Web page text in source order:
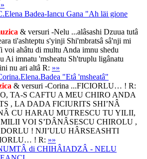
Badea-Iancu Gana "Ah läi gione
& versuri -Nelu ...alâsashi Dzuua tutâ
ti'ashteptu s'yinji Shi'mbratsâ sâ'nji mi
voi ahâtu di multu Anda imnu shedu
Ai imnatu 'msheatu Sh'truplu ligânatu
nu ari altâ R: »»
"Etâ 'msheatâ"
& versuri -Corina ...FICIORLU… ! R:
TA-S CAFTU A MEU CHIRO ANDA
, LA DADA FICIURITS SHI’NÂ
CU HARAU MUTRESCU TU YILII,
VOI S’DÂNÂSESCU CHIROLU ,
! NJI’ULU HÂRSEASHTI
! R: »»
NUMTÂ di CHIHÂIADZÂ - NELU